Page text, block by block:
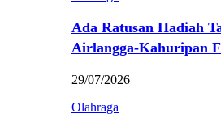
Ada Ratusan Hadiah
Airlangga-Kahuripan
29/07/2026
Olahraga